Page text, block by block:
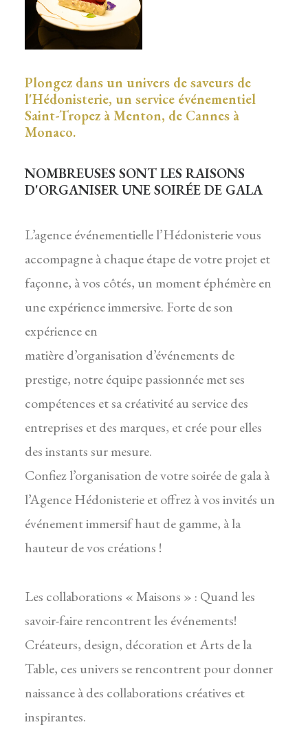
Plongez dans un univers de saveurs de
l'Hédonisterie, un service événementiel
Saint-Tropez à Menton, de Cannes à
Monaco.
NOMBREUSES SONT LES RAISONS
D'ORGANISER UNE SOIRÉE DE GALA
L’agence événementielle l’Hédonisterie vous
accompagne à chaque étape de votre projet et
façonne, à vos côtés, un moment éphémère en
une expérience immersive. Forte de son
expérience en
matière d’organisation d’événements de
prestige, notre équipe passionnée met ses
compétences et sa créativité au service des
entreprises et des marques, et crée pour elles
des instants sur mesure.
Confiez l’organisation de votre soirée de gala à
l’Agence Hédonisterie et offrez à vos invités un
événement immersif haut de gamme, à la
hauteur de vos créations !
Les collaborations « Maisons » : Quand les
savoir-faire rencontrent les événements!
Créateurs, design, décoration et Arts de la
Table, ces univers se rencontrent pour donner
naissance à des collaborations créatives et
inspirantes.